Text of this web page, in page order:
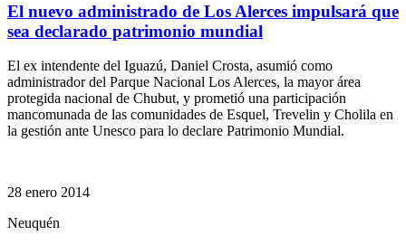
El nuevo administrado de Los Alerces impulsará que
sea declarado patrimonio mundial
El ex intendente del Iguazú, Daniel Crosta, asumió como
administrador del Parque Nacional Los Alerces, la mayor área
protegida nacional de Chubut, y prometió una participación
mancomunada de las comunidades de Esquel, Trevelin y Cholila en
la gestión ante Unesco para lo declare Patrimonio Mundial.
28 enero 2014
Neuquén